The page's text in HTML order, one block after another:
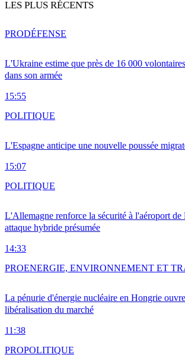
LES PLUS RÉCENTS
L'Ukraine estime que près de 16 000
dans son armée
15:55
PRODÉFENSE
L'Espagne anticipe une nouvelle poussée
15:07
POLITIQUE
L'Allemagne renforce la sécurité à l'aéroport de
attaque hybride présumée
14:33
POLITIQUE
La pénurie d'énergie nucléaire en Hongrie
libéralisation du marché
11:38
PROENERGIE, ENVIRONNEMENT ET
PROPOLITIQUE